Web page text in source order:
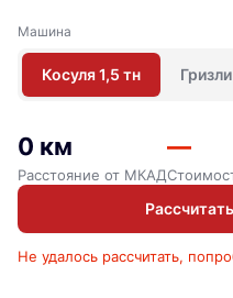
Машина
Косуля 1,5 тн
0 км
Расстояние от МКАД
—
Не удалось рассчитать,